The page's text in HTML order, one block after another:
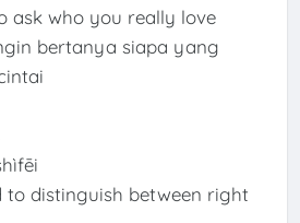
ask who you really love
bertanya siapa yang
to distinguish between right